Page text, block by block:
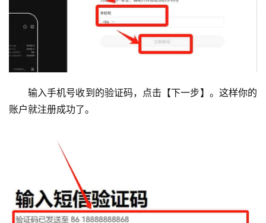
输入手机号收到的验证码，点击【下一步】。这样你的
账户就注册成功了。